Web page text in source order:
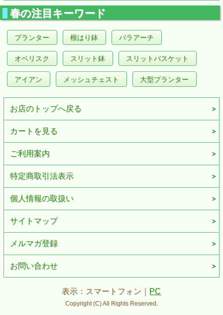
春の注目キーワード
プランター 根はり鉢 バラアーチ
オベリスク スリット鉢 スリットバスケット
アイアン メッシュチェスト 大型プランター
お店のトップへ戻る
カートを見る
ご利用案内
特定商取引法表示
個人情報の取扱い
サイトマップ
メルマガ登録
お問い合わせ
表示：スマートフォン｜ PC
Copyright (C) All Rights Reserved.